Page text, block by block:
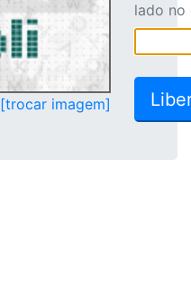
[trocar imagem]
lado no